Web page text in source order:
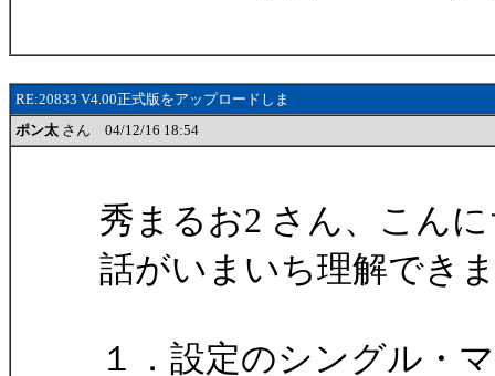
RE:20833 V4.00正式版をアップロードしま
ポン太 さん 04/12/16 18:54
秀まるお2 さん、こん
話がいまいち理解でき
１．設定のシングル・